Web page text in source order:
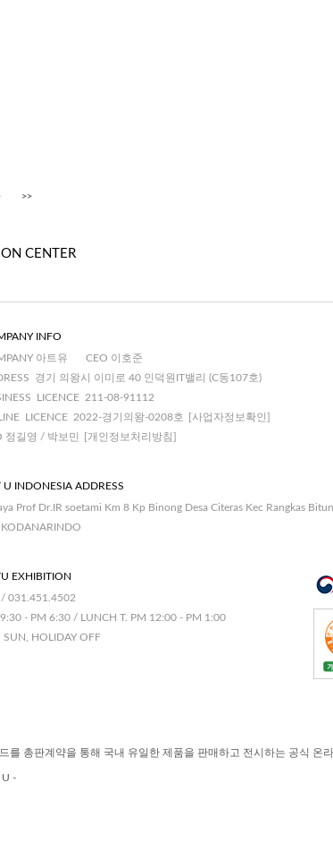
>>
CENTER
INFO
아트유
CEO 이호준
경기 의왕시 이미로 40 인덕원IT밸리 (C동107호)
LICENCE 211-08-91112
LICENCE 2022-경기의왕-0208호
[사업자정보확인]
정길영 / 박보민
[개인정보처리방침]
U INDONESIA ADDRESS
Prof Dr.IR soetami Km 8 Kp Binong Desa Citeras Kec Rangkas
KODANARINDO
EXHIBITION
/ 031.451.4502
- PM 6:30 / LUNCH T. PM 12:00 - PM 1:00
SUN, HOLIDAY OFF
총판계약을 통해 국내 유일한 제품을 판매하고 전시하는 공식 온
U -